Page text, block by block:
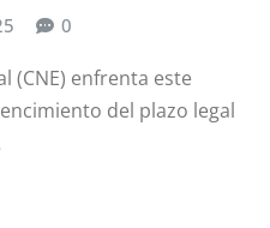
0
(CNE) enfrenta este
del plazo legal